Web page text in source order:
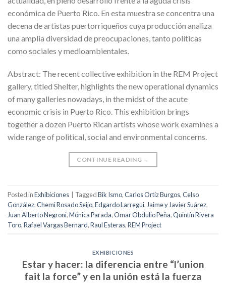
económica de Puerto Rico. En esta muestra se concentra una
decena de artistas puertorriqueños cuya producción analiza
una amplia diversidad de preocupaciones, tanto políticas
como sociales y medioambientales.
Abstract: The recent collective exhibition in the REM Project
gallery, titled Shelter, highlights the new operational dynamics
of many galleries nowadays, in the midst of the acute
economic crisis in Puerto Rico. This exhibition brings
together a dozen Puerto Rican artists whose work examines a
wide range of political, social and environmental concerns.
CONTINUE READING →
Posted inExhibiciones TaggedBik Ismo,Carlos Ortiz Burgos,Celso
González,Chemi Rosado Seijo,Edgardo Larregui, Jaime y Javier Suárez,
Juan Alberto Negroni,Mónica Parada,Omar Obdulio Peña,Quintín Rivera
Toro,Rafael Vargas Bernard,Raul Esteras,REM Project
EXHIBICIONES
Estar y hacer: la diferencia entre “l’union
fait la force” y en la unión está la fuerza